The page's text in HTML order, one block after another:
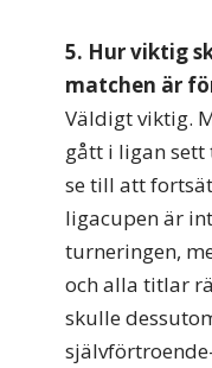
5. Hur viktig
matchen är fö
Väldigt viktig.
gått i ligan
se till att
ligacupen är
turneringen,
och alla titlar
skulle